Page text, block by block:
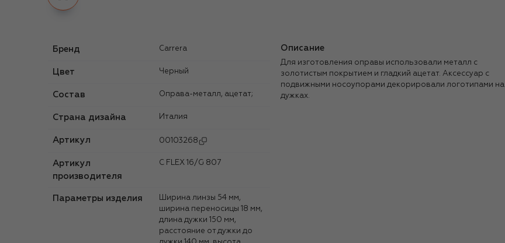
Бренд Carrera
Цвет Черный
Состав Оправа-металл, ацетат;
Страна дизайна Италия
Артикул 00103268
Артикул
производителя
C FLEX 16/G 807
Параметры изделия
Ширина линзы 54 мм,
ширина переносицы 18 мм,
длина дужки 150 мм,
расстояние от дужки до
Описание
Для изготовления оправы использовали металл с
золотистым покрытием и гладкий ацетат. Аксессуар с
подвижными носоупорами декорировали логотипами на
дужках.